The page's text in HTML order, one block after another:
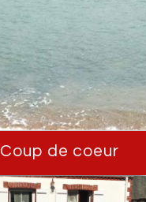
Coup de coeur